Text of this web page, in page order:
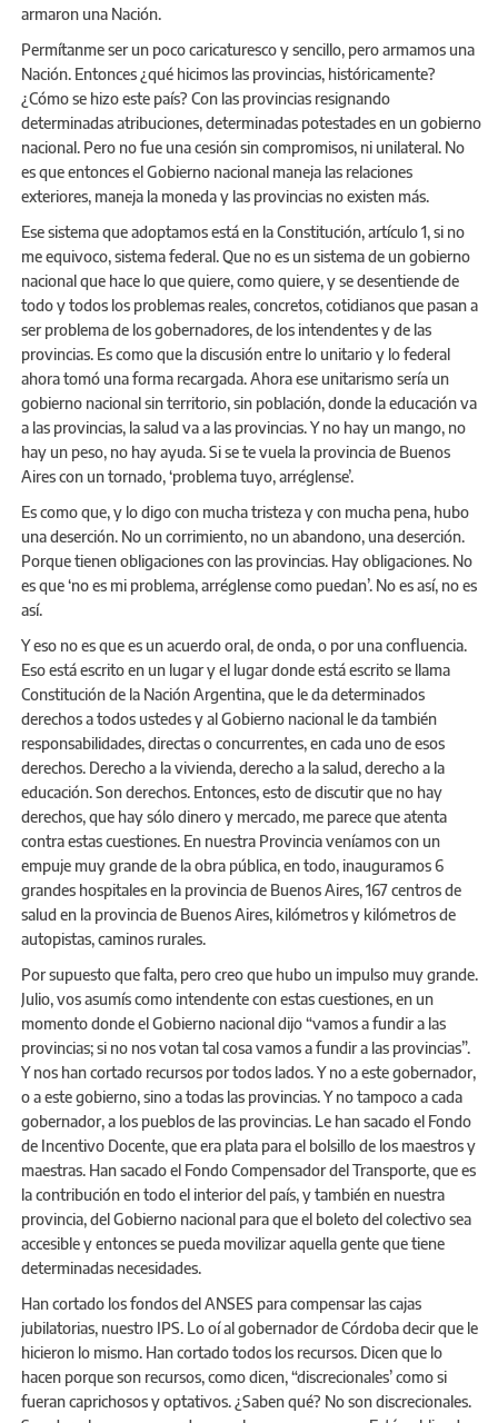
armaron una Nación.
Permítanme ser un poco caricaturesco y sencillo, pero armamos una
Nación. Entonces ¿qué hicimos las provincias, históricamente?
¿Cómo se hizo este país? Con las provincias resignando
determinadas atribuciones, determinadas potestades en un gobierno
nacional. Pero no fue una cesión sin compromisos, ni unilateral. No
es que entonces el Gobierno nacional maneja las relaciones
exteriores, maneja la moneda y las provincias no existen más.
Ese sistema que adoptamos está en la Constitución, artículo 1, si no
me equivoco, sistema federal. Que no es un sistema de un gobierno
nacional que hace lo que quiere, como quiere, y se desentiende de
todo y todos los problemas reales, concretos, cotidianos que pasan a
ser problema de los gobernadores, de los intendentes y de las
provincias. Es como que la discusión entre lo unitario y lo federal
ahora tomó una forma recargada. Ahora ese unitarismo sería un
gobierno nacional sin territorio, sin población, donde la educación va
a las provincias, la salud va a las provincias. Y no hay un mango, no
hay un peso, no hay ayuda. Si se te vuela la provincia de Buenos
Aires con un tornado, ‘problema tuyo, arréglense’.
Es como que, y lo digo con mucha tristeza y con mucha pena, hubo
una deserción. No un corrimiento, no un abandono, una deserción.
Porque tienen obligaciones con las provincias. Hay obligaciones. No
es que ‘no es mi problema, arréglense como puedan’. No es así, no es
así.
Y eso no es que es un acuerdo oral, de onda, o por una confluencia.
Eso está escrito en un lugar y el lugar donde está escrito se llama
Constitución de la Nación Argentina, que le da determinados
derechos a todos ustedes y al Gobierno nacional le da también
responsabilidades, directas o concurrentes, en cada uno de esos
derechos. Derecho a la vivienda, derecho a la salud, derecho a la
educación. Son derechos. Entonces, esto de discutir que no hay
derechos, que hay sólo dinero y mercado, me parece que atenta
contra estas cuestiones. En nuestra Provincia veníamos con un
empuje muy grande de la obra pública, en todo, inauguramos 6
grandes hospitales en la provincia de Buenos Aires, 167 centros de
salud en la provincia de Buenos Aires, kilómetros y kilómetros de
autopistas, caminos rurales.
Por supuesto que falta, pero creo que hubo un impulso muy grande.
Julio, vos asumís como intendente con estas cuestiones, en un
momento donde el Gobierno nacional dijo “vamos a fundir a las
provincias; si no nos votan tal cosa vamos a fundir a las provincias”.
Y nos han cortado recursos por todos lados. Y no a este gobernador,
o a este gobierno, sino a todas las provincias. Y no tampoco a cada
gobernador, a los pueblos de las provincias. Le han sacado el Fondo
de Incentivo Docente, que era plata para el bolsillo de los maestros y
maestras. Han sacado el Fondo Compensador del Transporte, que es
la contribución en todo el interior del país, y también en nuestra
provincia, del Gobierno nacional para que el boleto del colectivo sea
accesible y entonces se pueda movilizar aquella gente que tiene
determinadas necesidades.
Han cortado los fondos del ANSES para compensar las cajas
jubilatorias, nuestro IPS. Lo oí al gobernador de Córdoba decir que le
hicieron lo mismo. Han cortado todos los recursos. Dicen que lo
hacen porque son recursos, como dicen, “discrecionales’ como si
fueran caprichosos y optativos. ¿Saben qué? No son discrecionales.